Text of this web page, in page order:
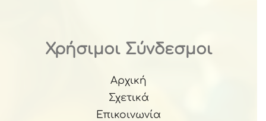
Χρήσιμοι Σύνδεσμοι
Αρχική
Σχετικά
Επικοινωνία